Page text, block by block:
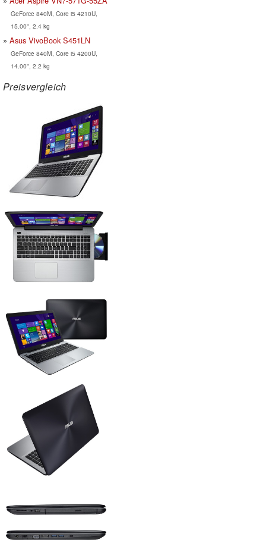
GeForce 840M, Core i5 4210U,
15.00", 2.4 kg
Asus VivoBook S451LN
GeForce 840M, Core i5 4200U,
14.00", 2.2 kg
Preisvergleich